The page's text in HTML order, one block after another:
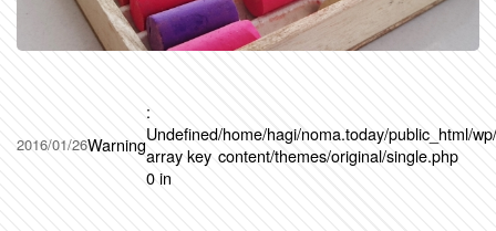
2016/01/26Warning
:
Undefined
array key
0 in
/home/hagi/noma.today/public_html/
content/themes/original/single.php